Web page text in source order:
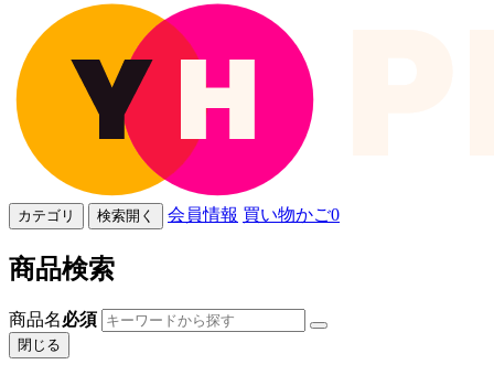
カテゴリ 検索開く 会員情報 買い物かご0
商品検索
商品名必須
閉じる